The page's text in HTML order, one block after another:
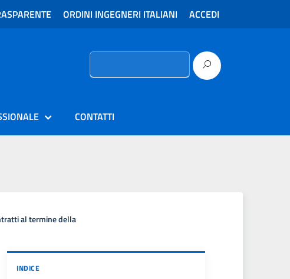
ORDINI INGEGNERI ITALIANI ACCEDI
Ricerca
CONTATTI
al termine della
INDICE